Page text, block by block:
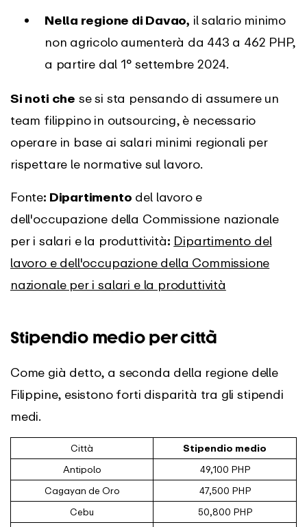
Nella regione di Davao, il salario minimo
non agricolo aumenterà da 443 a 462 PHP,
a partire dal 1° settembre 2024.
Si noti che se si sta pensando di assumere un
team filippino in outsourcing, è necessario
operare in base ai salari minimi regionali per
rispettare le normative sul lavoro.
Fonte: Dipartimento del lavoro e
dell'occupazione della Commissione nazionale
per i salari e la produttività: Dipartimento del
lavoro e dell'occupazione della Commissione
nazionale per i salari e la produttività
Stipendio medio per città
Come già detto, a seconda della regione delle
Filippine, esistono forti disparità tra gli stipendi
medi.
Città
Stipendio medio
Antipolo
49,100 PHP
Cagayan de Oro
47,500 PHP
Cebu
50,800 PHP